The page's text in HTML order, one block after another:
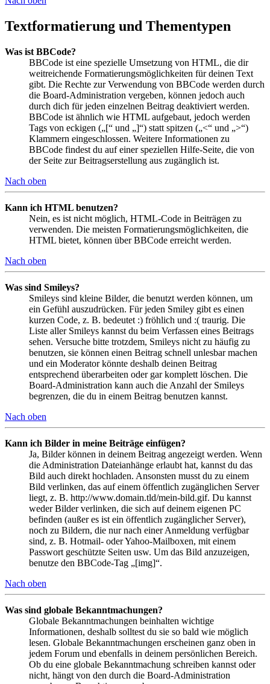
Textformatierung und Thementypen
Was ist BBCode?
BBCode ist eine spezielle Umsetzung von HTML, die dir
weitreichende Formatierungsmöglichkeiten für deinen Text
gibt. Die Rechte zur Verwendung von BBCode werden durch
die Board-Administration vergeben, können jedoch auch
durch dich für jeden einzelnen Beitrag deaktiviert werden.
BBCode ist ähnlich wie HTML aufgebaut, jedoch werden
Tags von eckigen („[“ und „]“) statt spitzen („<“ und „>“)
Klammern eingeschlossen. Weitere Informationen zu
BBCode findest du auf einer speziellen Hilfe-Seite, die von
der Seite zur Beitragserstellung aus zugänglich ist.
Nach oben
Kann ich HTML benutzen?
Nein, es ist nicht möglich, HTML-Code in Beiträgen zu
verwenden. Die meisten Formatierungsmöglichkeiten, die
HTML bietet, können über BBCode erreicht werden.
Nach oben
Was sind Smileys?
Smileys sind kleine Bilder, die benutzt werden können, um
ein Gefühl auszudrücken. Für jeden Smiley gibt es einen
kurzen Code, z. B. bedeutet :) fröhlich und :( traurig. Die
Liste aller Smileys kannst du beim Verfassen eines Beitrags
sehen. Versuche bitte trotzdem, Smileys nicht zu häufig zu
benutzen, sie können einen Beitrag schnell unlesbar machen
und ein Moderator könnte deshalb deinen Beitrag
entsprechend überarbeiten oder gar komplett löschen. Die
Board-Administration kann auch die Anzahl der Smileys
begrenzen, die du in einem Beitrag benutzen kannst.
Nach oben
Kann ich Bilder in meine Beiträge einfügen?
Ja, Bilder können in deinem Beitrag angezeigt werden. Wenn
die Administration Dateianhänge erlaubt hat, kannst du das
Bild auch direkt hochladen. Ansonsten musst du zu einem
Bild verlinken, das auf einem öffentlich zugänglichen Server
liegt, z. B. http://www.domain.tld/mein-bild.gif. Du kannst
weder Bilder verlinken, die sich auf deinem eigenen PC
befinden (außer es ist ein öffentlich zugänglicher Server),
noch zu Bildern, die nur nach einer Anmeldung verfügbar
sind, z. B. Hotmail- oder Yahoo-Mailboxen, mit einem
Passwort geschützte Seiten usw. Um das Bild anzuzeigen,
benutze den BBCode-Tag „[img]“.
Nach oben
Was sind globale Bekanntmachungen?
Globale Bekanntmachungen beinhalten wichtige
Informationen, deshalb solltest du sie so bald wie möglich
lesen. Globale Bekanntmachungen erscheinen ganz oben in
jedem Forum und ebenfalls in deinem persönlichen Bereich.
Ob du eine globale Bekanntmachung schreiben kannst oder
nicht, hängt von den durch die Board-Administration